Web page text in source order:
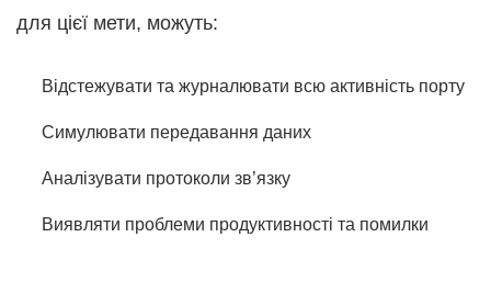
для цієї мети, можуть:
Відстежувати та журналювати всю активність порту
Симулювати передавання даних
Аналізувати протоколи зв’язку
Виявляти проблеми продуктивності та помилки